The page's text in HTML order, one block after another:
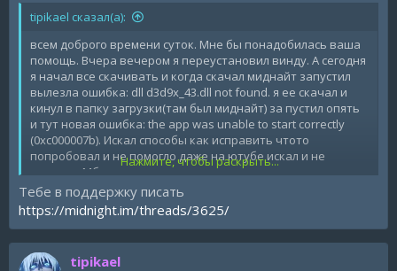
tipikael сказал(а):
всем доброго времени суток. Мне бы понадобилась ваша
помощь. Вчера вечером я переустановил винду. А сегодня
я начал все скачивать и когда скачал миднайт запустил
вылезла ошибка: dll d3d9x_43.dll not found. я ее скачал и
кинул в папку загрузки(там был миднайт) за пустил опять
и тут новая ошибка: the app was unable to start correctly
(0xc000007b). Искал способы как исправить чтото
попробовал и не помогло даже на ютубе искал и не
помогло. Мб ктото из вас сможет помочь.
P.s не судите за ошибки спс
Нажмите, чтобы раскрыть...
Тебе в поддержку писать
https://midnight.im/threads/3625/
tipikael